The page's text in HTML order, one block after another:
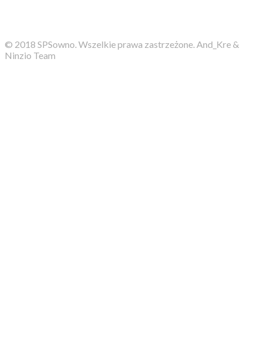
© 2018 SPSowno. Wszelkie prawa zastrzeżone. And_Kre &
Ninzio Team